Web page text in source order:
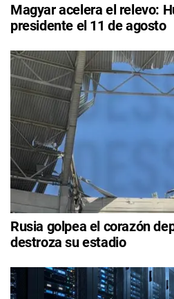
Magyar acelera el relevo:
presidente el 11 de agosto
Rusia golpea el corazón
destroza su estadio